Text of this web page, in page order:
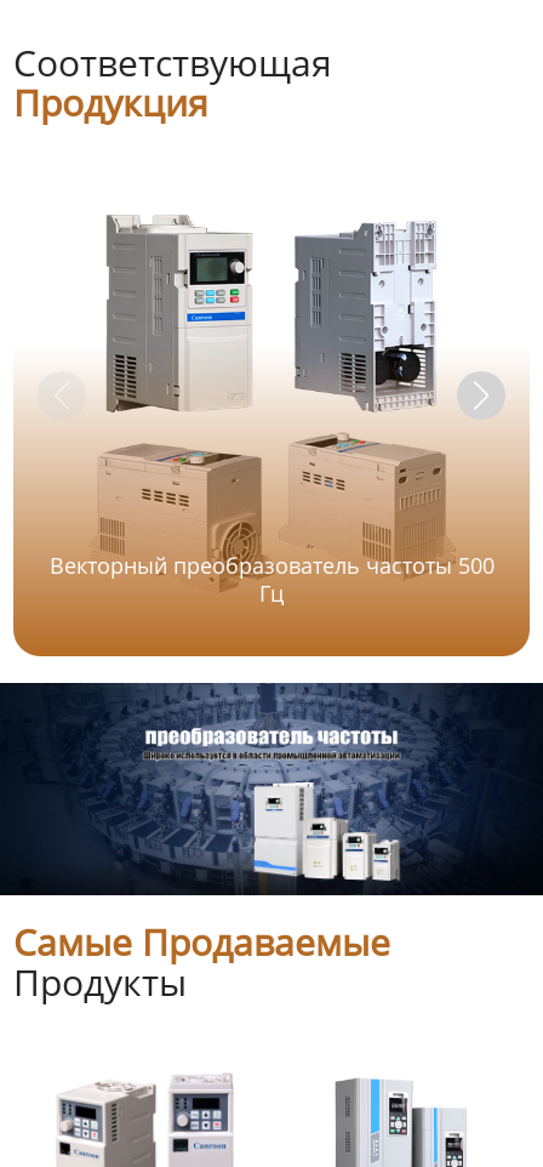
Соответствующая
Продукция
Векторный преобразователь частоты 500
Гц
Самые Продаваемые
Продукты